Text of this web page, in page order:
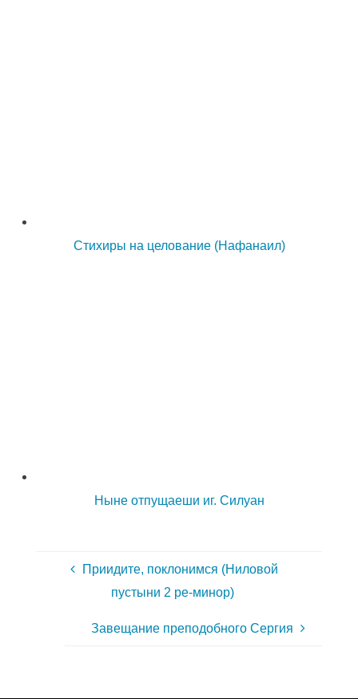
Стихиры на целование (Нафанаил)
Ныне отпущаеши иг. Силуан
Приидите, поклонимся (Ниловой
пустыни 2 ре-минор)
Завещание преподобного Сергия